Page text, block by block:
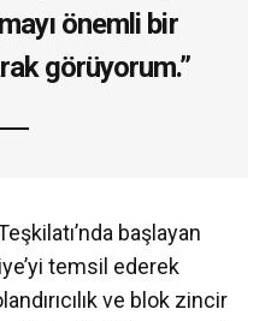
önemli bir
görüyorum.”
başlayan
temsil ederek
ve blok zincir